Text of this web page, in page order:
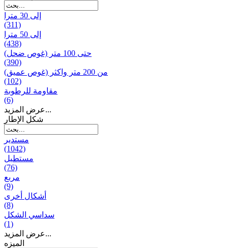
إلى 30 مترا
(311)
إلى 50 مترا
(438)
حتى 100 متر (غوص ضحل)
(390)
من 200 متر واکثر (غوص عميق)
(102)
مقاومة للرطوبة
(6)
عرض المزيد...
شكل الإطار
مستدير
(1042)
مستطيل
(76)
مربع
(9)
أشكال أخرى
(8)
سداسي الشكل
(1)
عرض المزيد...
المیزه